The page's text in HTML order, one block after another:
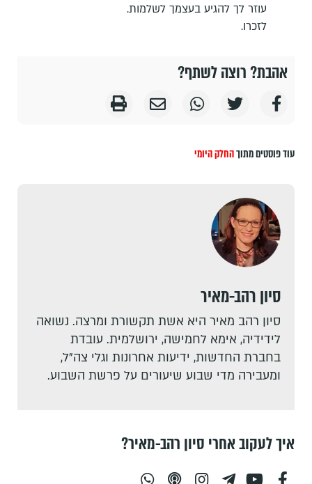
עוזר לך להגיע בעצמך לשלמות.
לזכרו.
אהבת? רוצה לשתף?
עוד פוסטים מתוךהחלק היומי
סיון רהב-מאיר
סיון רהב מאיר היא אשת תקשורת ומרצה. נשואה
לידידיה, אימא לחמישה, ירושלמית. עובדת
בחברת החדשות, ידיעות אחרונות וגלי צה"ל,
ומעבירה מדי שבוע שיעורים על פרשת השבוע.
איך לעקוב אחרי סיון רהב-מאיר?